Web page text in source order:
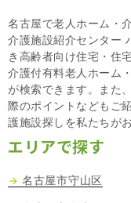
名古屋で老人ホーム・
介護施設紹介センター
き高齢者向け住宅・住
介護付有料老人ホーム
が検索できます。また
際のポイントなどもご
護施設探しを私たちが
エリアで探す
名古屋市守山区